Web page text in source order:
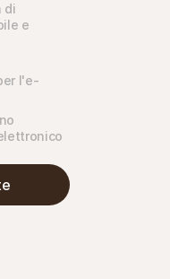
di
e
l'e-